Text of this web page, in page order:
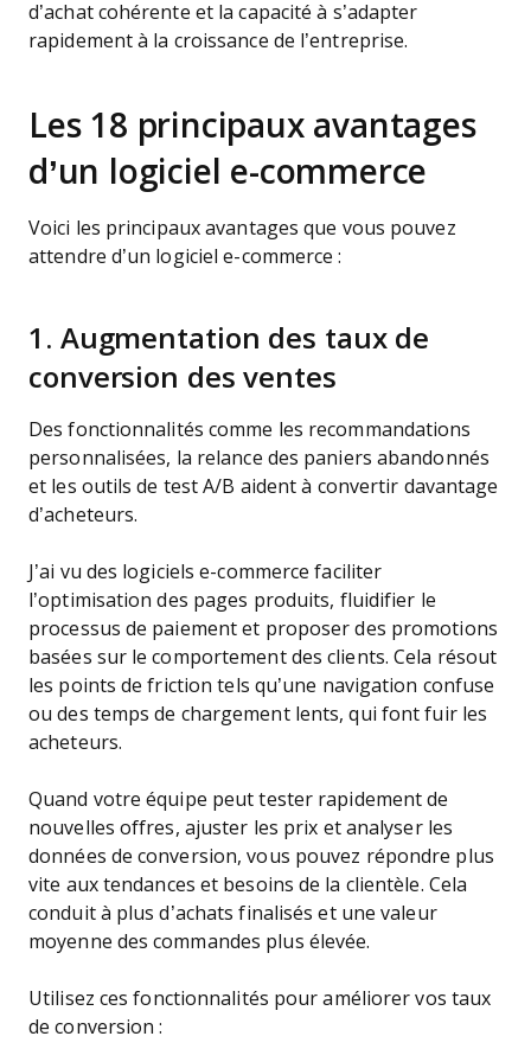
d’achat cohérente et la capacité à s’adapter
rapidement à la croissance de l’entreprise.
Les 18 principaux avantages
d’un logiciel e-commerce
Voici les principaux avantages que vous pouvez
attendre d’un logiciel e-commerce :
1. Augmentation des taux de
conversion des ventes
Des fonctionnalités comme les recommandations
personnalisées, la relance des paniers abandonnés
et les outils de test A/B aident à convertir davantage
d’acheteurs.
J’ai vu des logiciels e-commerce faciliter
l’optimisation des pages produits, fluidifier le
processus de paiement et proposer des promotions
basées sur le comportement des clients. Cela résout
les points de friction tels qu’une navigation confuse
ou des temps de chargement lents, qui font fuir les
acheteurs.
Quand votre équipe peut tester rapidement de
nouvelles offres, ajuster les prix et analyser les
données de conversion, vous pouvez répondre plus
vite aux tendances et besoins de la clientèle. Cela
conduit à plus d’achats finalisés et une valeur
moyenne des commandes plus élevée.
Utilisez ces fonctionnalités pour améliorer vos taux
de conversion :